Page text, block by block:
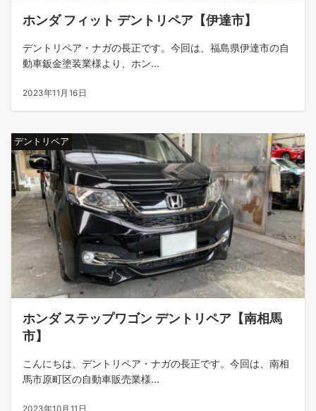
ホンダ フィット デントリペア【伊達市】
デントリペア・ナガの長正です。今回は、福島県伊達市の自
動車鈑金塗装業様より、ホン...
2023年11月16日
デントリペア
ホンダ ステップワゴン デントリペア【南相馬
市】
こんにちは、デントリペア・ナガの長正です。今回は、南相
馬市原町区の自動車販売業様...
2023年10月11日